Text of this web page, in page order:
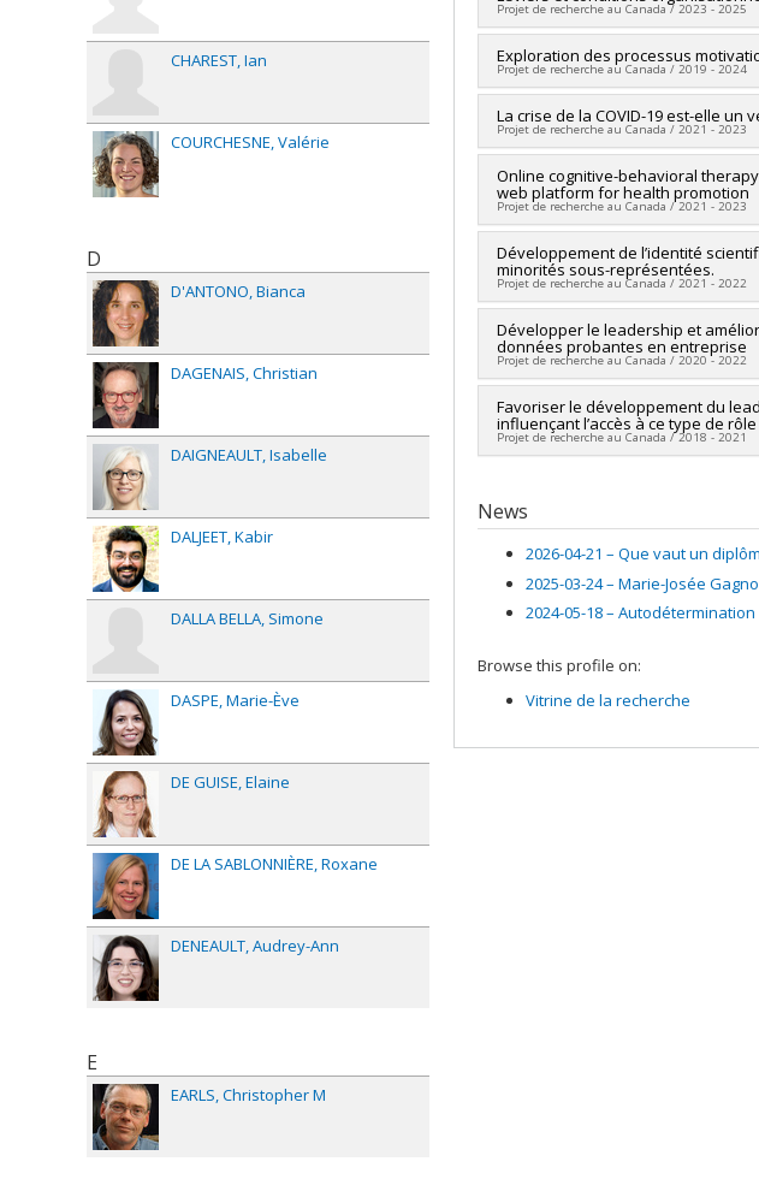
Co-researchers : Sébastien Hétu
Funding sources:CRSH/Conseil de
Grant programs:PV153480-
Projet de recherche au Canada / 2023 - 2025
Lead researcher :Simon Grenier
Co-researchers : François Courcy
Funding sources:MITACS Inc.
Grant programs:PVXXXXXX-Stage
Exploration des processus
Projet de recherche au Canada / 2019 - 2024
Lead researcher : Simon Grenier
Funding sources: FRQSC/Fonds de
Grant programs:PV113813-(NP)
La crise de la COVID-19 est-elle
Projet de recherche au Canada / 2021 - 2023
Lead researcher :Simon Grenier
Funding sources:CRSH/Conseil de
Grant programs:
Online cognitive-behavioral
web platform for health promotion
Projet de recherche au Canada / 2021 - 2023
Funding sources:Fondation de
Grant programs:
Développement de l’identité
minorités sous-représentées.
Projet de recherche au Canada / 2021 - 2022
Lead researcher :Simon Grenier
Funding sources:MITACS Inc.
Grant programs:
Développer le leadership et
données probantes en entreprise
Projet de recherche au Canada / 2020 - 2022
Lead researcher :Simon Grenier
Funding sources:MITACS Inc.
Grant programs:
Favoriser le développement du
influençant l’accès à ce type de
Projet de recherche au Canada / 2018 - 2021
Funding sources:
Grant programs:PVX20020-
News
2026-04-21 – Que vaut un
2025-03-24 – Marie-Josée
2024-05-18 – Autodétermination
Browse this profile on:
Vitrine de la recherche
CHAREST Ian
COURCHESNE Valérie
D
D'ANTONO Bianca
DAGENAIS Christian
DAIGNEAULT Isabelle
DALJEET Kabir
DALLA BELLA Simone
DASPE Marie-Ève
DE GUISE Elaine
DE LA SABLONNIÈRE Roxane
DENEAULT Audrey-Ann
E
EARLS Christopher M